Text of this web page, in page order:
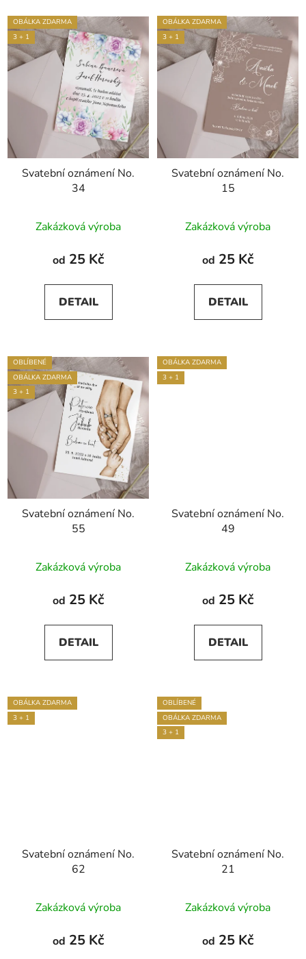
OBÁLKA ZDARMA
3 + 1
Svatební oznámení No.
34
hodnocení
produktu
5,0
z
Zakázková výroba
od 25 Kč
DETAIL
OBÁLKA ZDARMA
3 + 1
Svatební oznámení No.
15
hodnocení
produktu
5,0
z
Zakázková výroba
od 25 Kč
DETAIL
OBLÍBENÉ
OBÁLKA ZDARMA
3 + 1
Svatební oznámení No.
55
hodnocení
produktu
5,0
z
Zakázková výroba
od 25 Kč
DETAIL
OBÁLKA ZDARMA
3 + 1
Svatební oznámení No.
49
Zakázková výroba
od 25 Kč
DETAIL
OBÁLKA ZDARMA
3 + 1
Svatební oznámení No.
62
Zakázková výroba
od 25 Kč
OBLÍBENÉ
OBÁLKA ZDARMA
3 + 1
Svatební oznámení No.
21
hodnocení
produktu
Zakázková výroba
od 25 Kč